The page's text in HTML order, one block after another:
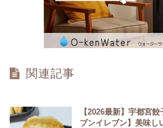
関連記事
【2026最新】宇都宮
ブンイレブン】美味し